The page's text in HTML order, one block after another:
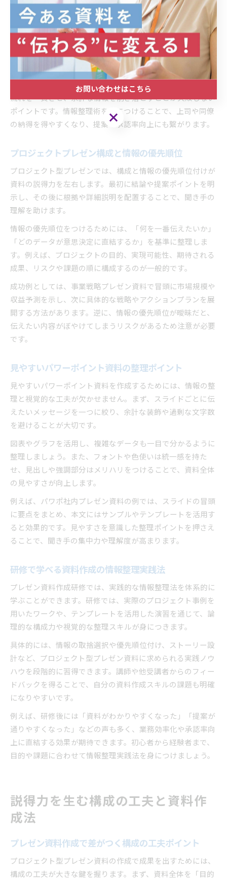
特にパワーポイントを使う場合、1スライド1メッセージを意
識し、複雑な内容は図表や箇条書きで整理することで、視覚
的な理解が促進されます。社内でよく使われるテンプレート
やサンプルを参考にすると、全体の統一感も生まれやすくな
例えば、社内会議での報告資料では、現状・課題・解決策の
流れを一貫させ、余計な情報を削ぎ落とすことが失敗しない
ポイントです。情報整理術を身につけることで、上司や同僚
の納得を得やすくなり、提案の承認率向上にも繋がります。
プロジェクトプレゼン構成と情報の優先順位
プロジェクト型プレゼンでは、構成と情報の優先順位付けが
資料の説得力を左右します。最初に結論や提案ポイントを明
示し、その後に根拠や詳細説明を配置することで、聞き手の
理解を助けます。
情報の優先順位をつけるためには、「何を一番伝えたいか」
「どのデータが意思決定に直結するか」を基準に整理しま
す。例えば、プロジェクトの目的、実現可能性、期待される
成果、リスクや課題の順に構成するのが一般的です。
成功例としては、事業戦略プレゼン資料で冒頭に市場規模や
収益予測を示し、次に具体的な戦略やアクションプランを展
開する方法があります。逆に、情報の優先順位が曖昧だと、
伝えたい内容がぼやけてしまうリスクがあるため注意が必要
です。
見やすいパワーポイント資料の整理ポイント
見やすいパワーポイント資料を作成するためには、情報の整
理と視覚的な工夫が欠かせません。まず、スライドごとに伝
えたいメッセージを一つに絞り、余計な装飾や過剰な文字数
を避けることが大切です。
図表やグラフを活用し、複雑なデータも一目で分かるように
整理しましょう。また、フォントや色使いは統一感を持た
せ、見出しや強調部分はメリハリをつけることで、資料全体
の見やすさが向上します。
例えば、パワポ社内プレゼン資料の例では、スライドの冒頭
に要点をまとめ、本文にはサンプルやテンプレートを活用す
ると効果的です。見やすさを意識した整理ポイントを押さえ
ることで、聞き手の集中力や理解度が高まります。
研修で学べる資料作成の情報整理実践法
プレゼン資料作成研修では、実践的な情報整理法を体系的に
学ぶことができます。研修では、実際のプロジェクト事例を
用いたワークや、テンプレートを活用した演習を通じて、論
理的な構成力や視覚的な整理スキルが身につきます。
具体的には、情報の取捨選択や優先順位付け、ストーリー設
計など、プロジェクト型プレゼン資料に求められる実践ノウ
ハウを段階的に習得できます。講師や他受講者からのフィー
ドバックを得ることで、自分の資料作成スキルの課題も明確
になりやすいです。
例えば、研修後には「資料がわかりやすくなった」「提案が
通りやすくなった」などの声も多く、業務効率化や承認率向
上に直結する効果が期待できます。初心者から経験者まで、
目的や課題に合わせて情報整理実践法を身につけましょう。
説得力を生む構成の工夫と資料作
成法
プレゼン資料作成で差がつく構成の工夫ポイント
プロジェクト型プレゼン資料の作成で成果を出すためには、
構成の工夫が大きな鍵を握ります。まず、資料全体を「目的
お問い合わせはこちら
お問い合わせはこちら